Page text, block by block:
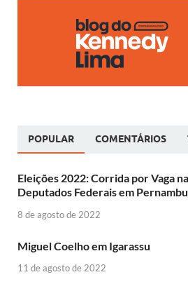
POPULAR COMENTÁRIOS
Eleições 2022: Corrida por Vaga
Deputados Federais em
8 de agosto de 2022
Miguel Coelho em Igarassu
11 de agosto de 2022